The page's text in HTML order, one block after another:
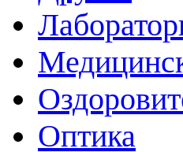
Оптика